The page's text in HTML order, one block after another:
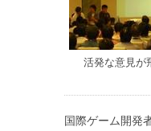
活発な意見が
国際ゲーム開発